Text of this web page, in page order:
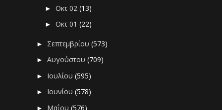
►Οκτ 02(13)
►Οκτ 01(22)
► Σεπτεμβρίου(573)
►Αυγούστου(709)
► Ιουλίου(595)
► Ιουνίου(578)
► Μαΐου(576)